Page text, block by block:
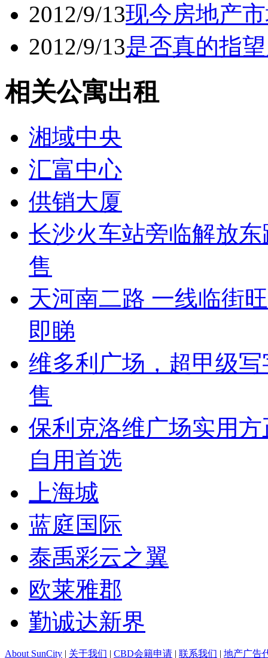
2012/9/13现今房地产
2012/9/13是否真的指
相关公寓出租
湘域中央
汇富中心
供销大厦
长沙火车站旁临解放
售
天河南二路 一线临街
即睇
维多利广场，超甲级
售
保利克洛维广场实用
自用首选
上海城
蓝庭国际
泰禹彩云之翼
欧莱雅郡
勤诚达新界
About SunCity | 关于我们 | CBD会籍申请 | 联系我们 | 地产广告